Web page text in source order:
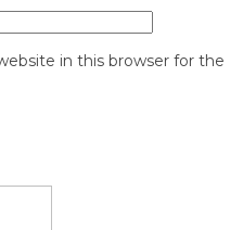
in this browser for the